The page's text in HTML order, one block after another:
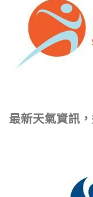
最新天氣資訊